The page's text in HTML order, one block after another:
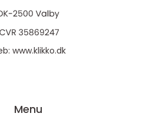
www.klikko.dk
Menu